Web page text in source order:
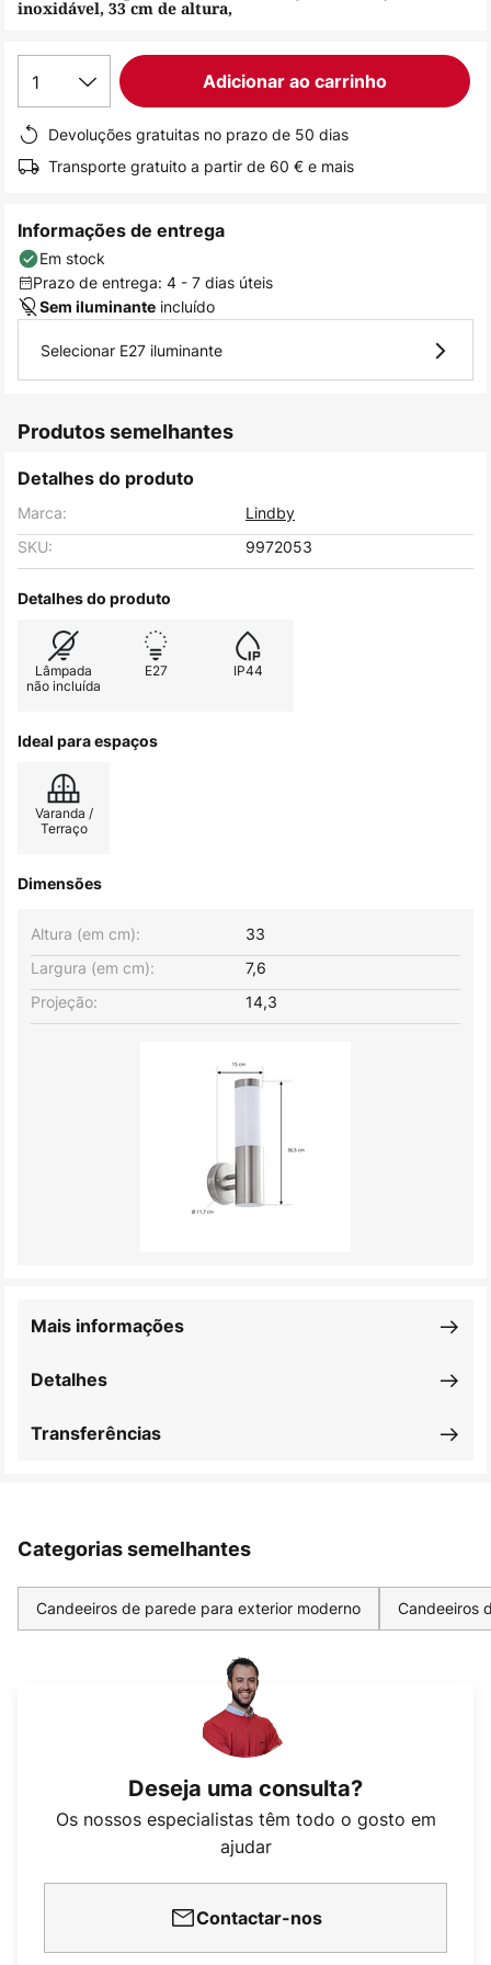
de
imagens
inoxidável, 33 cm de altura,
1 Adicionar ao carrinho
Devoluções gratuitas no prazo de 50 dias
Transporte gratuito a partir de 60 € e mais
Informações de entrega
Em stock
Prazo de entrega: 4 - 7 dias úteis
Sem iluminante incluído
Selecionar E27 iluminante
Produtos semelhantes
Detalhes do produto
Marca:
Lindby
SKU:
9972053
Detalhes do produto
Lâmpada
não incluída
E27 IP44
Ideal para espaços
Varanda /
Terraço
Dimensões
Largura (em cm): 7,6
Altura (em cm): 33
Projeção: 14,3
Detalhes
Mais informações
Transferências
Categorias semelhantes
Candeeiros de parede para exterior moderno Candeeiros
Deseja uma consulta?
Os nossos especialistas têm todo o gosto em
ajudar
Contactar-nos